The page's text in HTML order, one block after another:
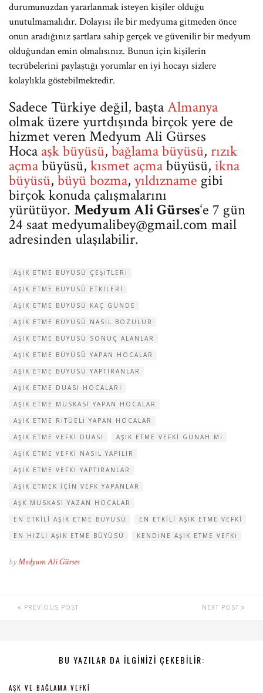
durumunuzdan yararlanmak isteyen kişiler olduğu
unutulmamalıdır. Dolayısı ile bir medyuma gitmeden önce
onun aradığınız şartlara sahip gerçek ve güvenilir bir medyum
olduğundan emin olmalısınız. Bunun için kişilerin
tecrübelerini paylaştığı yorumlar en iyi hocayı sizlere
kolaylıkla göstebilmektedir.
Sadece Türkiye değil, baştaAlmanya
olmak üzere yurtdışında birçok yere de
hizmet veren Medyum Ali Gürses
Hoca aşk büyüsü, bağlama büyüsü, rızık
açmabüyüsü, kısmet açmabüyüsü, ikna
büyüsü, büyü bozma, yıldızname gibi
birçok konuda çalışmalarını
yürütüyor. Medyum Ali Gürses‘e 7 gün
24 saatmedyumalibey@gmail.com mail
adresinden ulaşılabilir.
AŞIK ETME BÜYÜSÜ ÇEŞITLERI
AŞIK ETME BÜYÜSÜ ETKILERI
AŞIK ETME BÜYÜSÜ KAÇ GÜNDE
AŞIK ETME BÜYÜSÜ NASIL BOZULUR
AŞIK ETME BÜYÜSÜ SONUÇ ALANLAR
AŞIK ETME BÜYÜSÜ YAPAN HOCALAR
AŞIK ETME BÜYÜSÜ YAPTIRANLAR
AŞIK ETME DUASI HOCALARI
AŞIK ETME MUSKASI YAPAN HOCALAR
AŞIK ETME RITÜELI YAPAN HOCALAR
AŞIK ETME VEFKI DUASI
AŞIK ETME VEFKI GÜNAH MI
AŞIK ETME VEFKI NASIL YAPILIR
AŞIK ETME VEFKI YAPTIRANLAR
AŞIK ETMEK IÇIN VEFK YAPANLAR
AŞK MUSKASI YAZAN HOCALAR
EN ETKILI AŞIK ETME BÜYÜSÜ
EN ETKILI AŞIK ETME VEFKI
EN HIZLI AŞIK ETME BÜYÜSÜ
KENDINE AŞIK ETME VEFKI
byMedyum Ali Gürses
PREVIOUS POST NEXT POST
BU YAZILAR DA ILGINIZI ÇEKEBILIR:
AŞK VE BAĞLAMA VEFKI